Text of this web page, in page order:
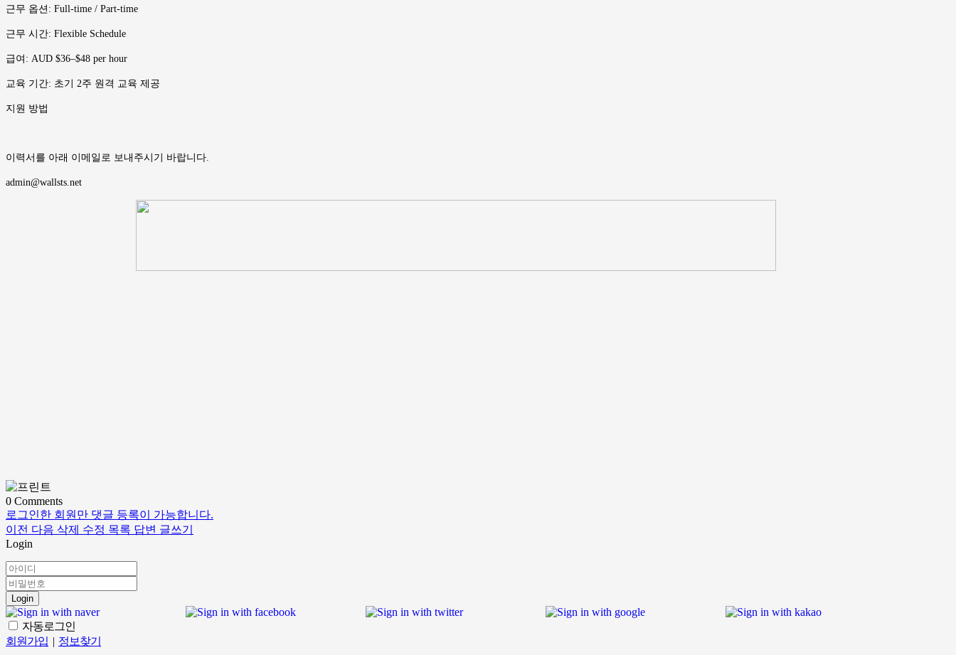
근무 옵션: Full-time / Part-time
근무 시간: Flexible Schedule
급여: AUD $36–$48 per hour
교육 기간: 초기 2주 원격 교육 제공
지원 방법
이력서를 아래 이메일로 보내주시기 바랍니다.
admin@wallsts.net
0 Comments
로그인한 회원만 댓글 등록이 가능합니다.
이전 다음 삭제 수정 목록 답변 글쓰기
Login
Login
자동로그인
회원가입 | 정보찾기